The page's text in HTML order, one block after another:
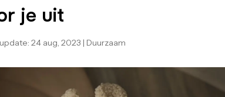
je uit
24 aug, 2023 | Duurzaam